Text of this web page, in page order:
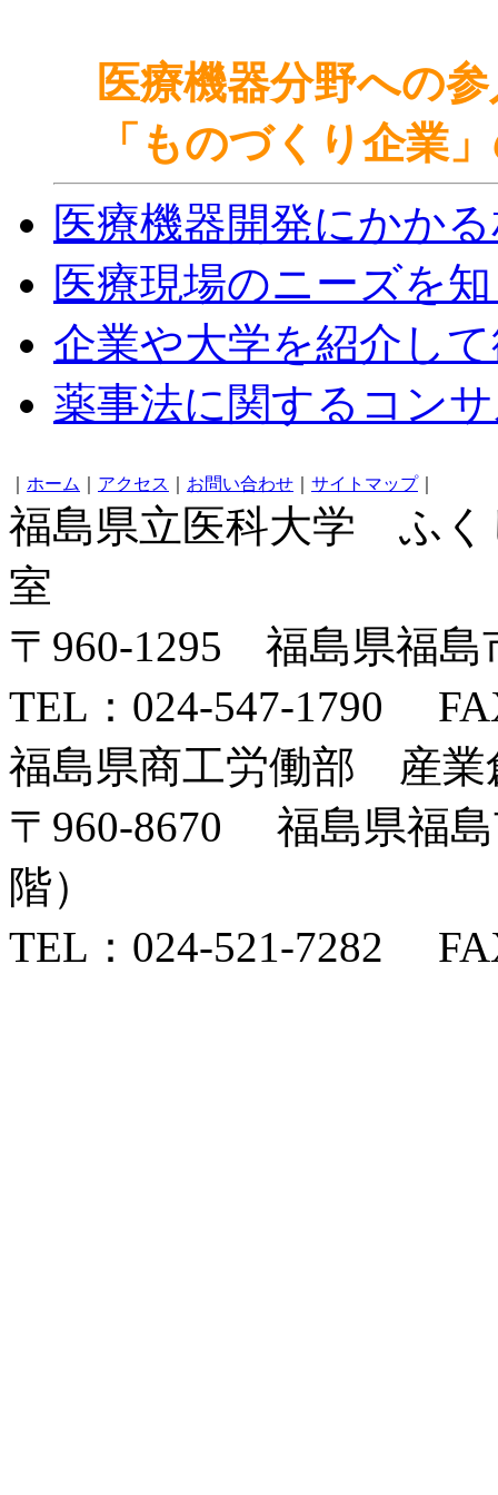
医療機器分野への参
「ものづくり企業
医療機器開発にかか
医療現場のニーズを
企業や大学を紹介し
薬事法に関するコン
ホーム アクセス お問い合わせ サイトマップ｜
福島県立医科大学 ふく
室
〒960-1295 福島県福島
TEL：024-547-1790
福島県商工労働部 産業
〒960-8670 福島県福島
階）
TEL：024-521-7282